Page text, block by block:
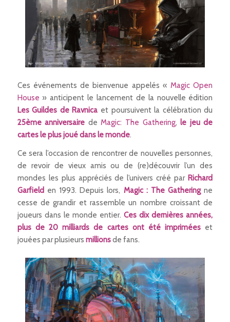
Ces événements de bienvenue appelés «Magic Open
House » anticipent le lancement de la nouvelle édition
Les Guildes de Ravnica et poursuivent la célébration du
25ème anniversaire deMagic: The Gathering,le jeu de
cartes le plus joué dans le monde.
Ce sera l’occasion de rencontrer de nouvelles personnes,
de revoir de vieux amis ou de (re)découvrir l’un des
mondes les plus appréciés de l’univers créé par Richard
Garfield en 1993. Depuis lors, Magic : The Gatheringne
cesse de grandir et rassemble un nombre croissant de
joueurs dans le monde entier.Ces dix dernières années,
plus de 20 milliards de cartes ont été imprimées et
jouées par plusieurs millionsde fans.